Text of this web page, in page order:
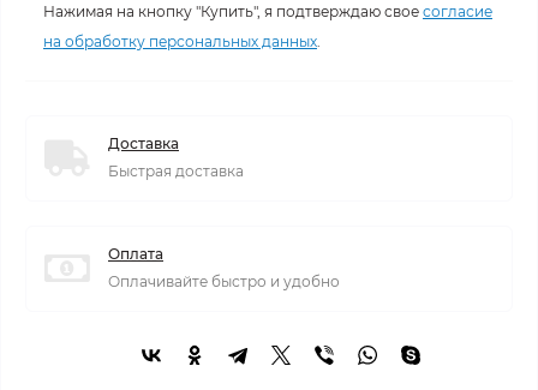
Нажимая на кнопку "Купить", я подтверждаю свое согласие
на обработку персональных данных
Доставка
Быстрая доставка
Оплата
Оплачивайте быстро и удобно